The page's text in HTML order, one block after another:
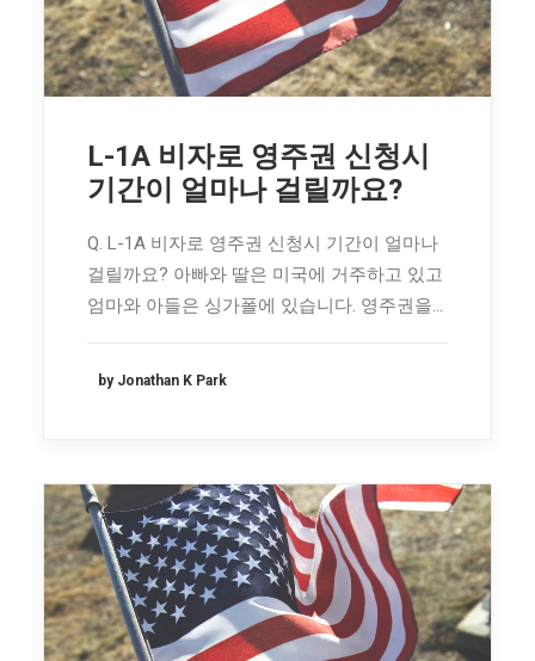
L-1A 비자로 영주권 신청시
기간이 얼마나 걸릴까요?
Q. L-1A 비자로 영주권 신청시 기간이 얼마나
걸릴까요? 아빠와 딸은 미국에 거주하고 있고
엄마와 아들은 싱가폴에 있습니다. 영주권을…
by Jonathan K Park